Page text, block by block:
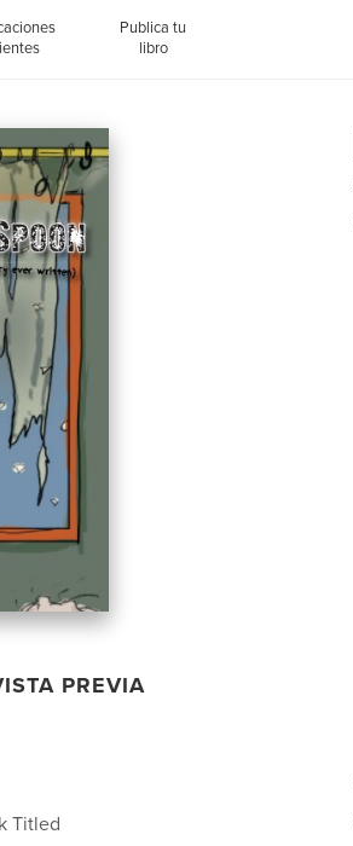
Publica tu
libro
PREVIA
Titled